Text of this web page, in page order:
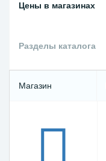
Цены в магазинах
Разделы каталога
Магазин